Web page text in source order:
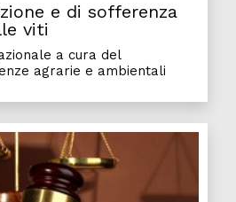
e di sofferenza
viti
a cura del
agrarie e ambientali